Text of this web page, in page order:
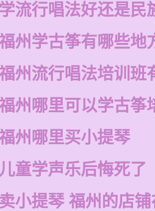
学流行唱法好还是民
州学古筝有哪些地
州流行唱法培训班
州哪里可以学古筝
州哪里买小提琴
儿童学声乐后悔死了
卖小提琴 福州的店